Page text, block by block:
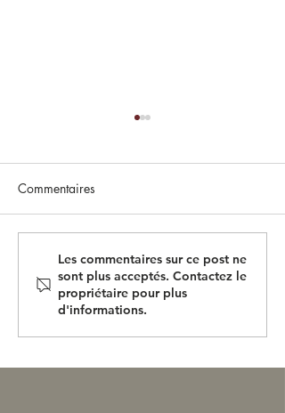
Ventes d'Elevage: deux
foals à six chiffres pour le
Haras de Castillon
Commentaires
Les commentaires sur ce post ne
sont plus acceptés. Contactez le
propriétaire pour plus
d'informations.